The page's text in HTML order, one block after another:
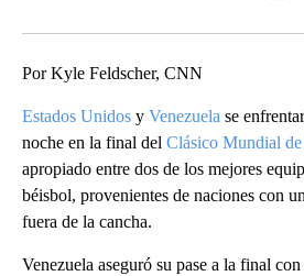
Por Kyle Feldscher, CNN
Estados Unidos y Venezuela se
noche en la final del Clásico Mundial
apropiado entre dos de los mejores
béisbol, provenientes de naciones con
fuera de la cancha.
Venezuela aseguró su pase a la final